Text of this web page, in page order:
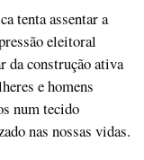
tenta assentar a
eleitoral
da construção ativa
e homens
num tecido
nas nossas vidas.